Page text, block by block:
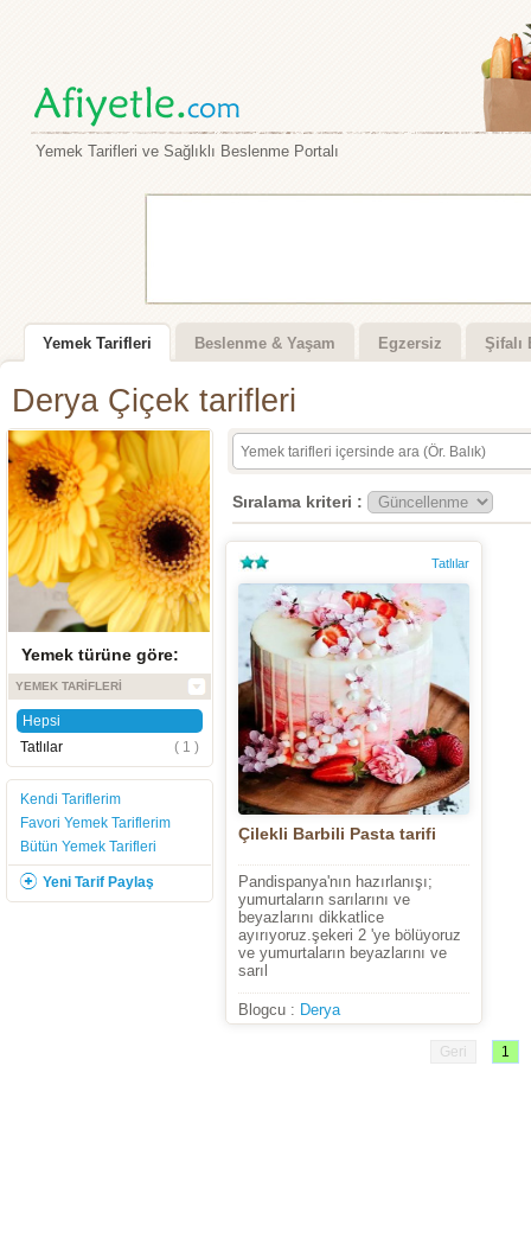
Yemek Tarifleri ve Sağlıklı Beslenme Portalı
Yemek Tarifleri Beslenme & Yaşam Egzersiz Şifalı
Derya Çiçek tarifleri
Yemek türüne göre:
YEMEK TARIFLERI
Hepsi
Tatlılar
( 1 )
Kendi Tariflerim
Favori Yemek Tariflerim
Bütün Yemek Tarifleri
Yeni Tarif Paylaş
Sıralama kriteri :
Tatlılar
Çilekli Barbili Pasta tarifi
Pandispanya'nın hazırlanışı;
yumurtaların sarılarını ve
beyazlarını dikkatlice
ayırıyoruz.şekeri 2 'ye bölüyoruz
ve yumurtaların beyazlarını ve
sarıl
Blogcu : Derya
Geri 1